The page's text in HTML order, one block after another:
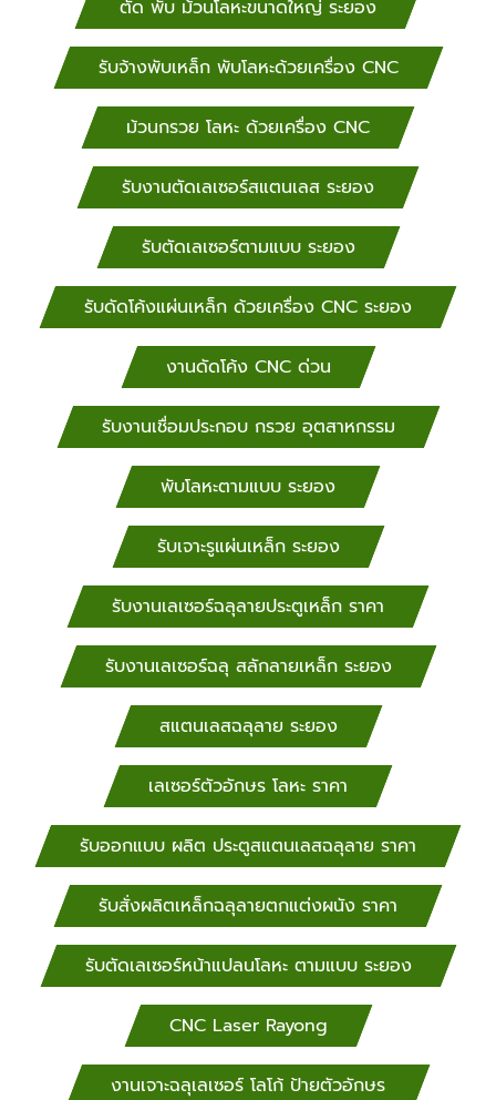
ออกแบบ เจาะฉลุเลเซอร์ โลโก้ ป้ายตัวอักษร ขอนแก่น,
ชัยภูมิ, นครพนม, นครราชสีมา, กาฬสินธุ์, บึงกาฬ,
บุรีรัมย์, มหาสารคาม, มุกดาหาร, ยโสธร, งานเจาะฉลุ
เลเซอร์ โลโก้ ป้ายตัวอักษร ระยอง ร้อยเอ็ด, เลย,
สกลนคร, สุรินทร์, ศรีสะเกษ, หนองคาย, หนองบัวลำภู,
อุดรธานี, อุบลราชธานี, อำนาจเจริญ งานออกแบบ เลเซอร์
ป้ายบริษัท รับออกแบบ เจาะฉลุเลเซอร์ โลโก้ ป้ายตัวอักษร
นครศรีธรรมราช, พังงา, พัทลุง, ภูเก็ต, ระนอง, สตูล,
สงขลา, สุราษฎร์ธานี, งานเจาะฉลุเลเซอร์ โลโก้ ป้ายตัว
อักษร ระยอง กระบี่, ชุมพร, ตรัง, ยะลา, นราธิวาส,
ตัด พับ ม้วนโลหะขนาดใหญ่ ระยอง
รับจ้างพับเหล็ก พับโลหะด้วยเครื่อง CNC
ม้วนกรวย โลหะ ด้วยเครื่อง CNC
รับงานตัดเลเซอร์สแตนเลส ระยอง
รับตัดเลเซอร์ตามแบบ ระยอง
รับดัดโค้งแผ่นเหล็ก ด้วยเครื่อง CNC ระยอง
งานดัดโค้ง CNC ด่วน
รับงานเชื่อมประกอบ กรวย อุตสาหกรรม
พับโลหะตามแบบ ระยอง
รับเจาะรูแผ่นเหล็ก ระยอง
รับงานเลเซอร์ฉลุลายประตูเหล็ก ราคา
รับงานเลเซอร์ฉลุ สลักลายเหล็ก ระยอง
สแตนเลสฉลุลาย ระยอง
เลเซอร์ตัวอักษร โลหะ ราคา
รับออกแบบ ผลิต ประตูสแตนเลสฉลุลาย ราคา
รับสั่งผลิตเหล็กฉลุลายตกแต่งผนัง ราคา
รับตัดเลเซอร์หน้าแปลนโลหะ ตามแบบ ระยอง
CNC Laser Rayong
งานเจาะฉลุเลเซอร์ โลโก้ ป้ายตัวอักษร